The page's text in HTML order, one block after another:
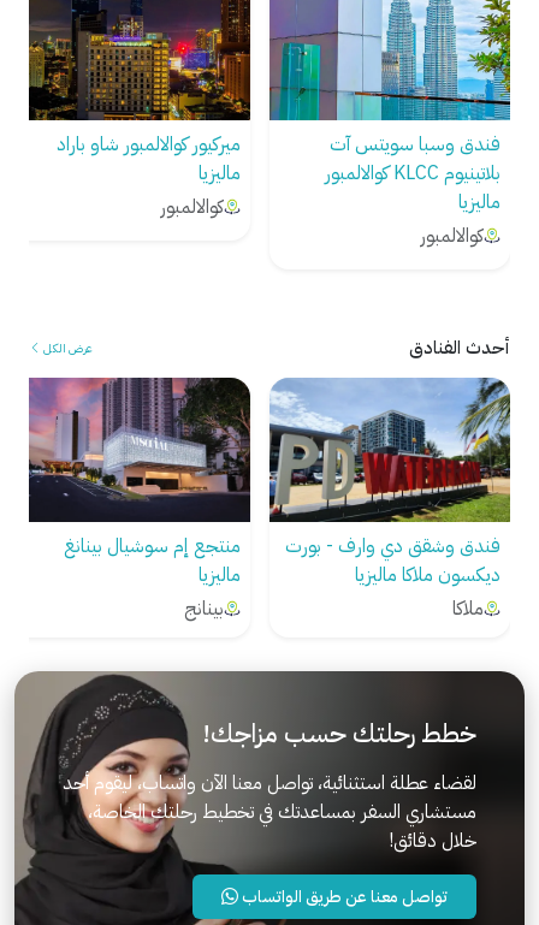
ميركيور كوالالمبور شاو باراد
ماليزيا
كوالالمبور
ألوفت كوالالمبور سنترال ماليزيا
كوالالمبور
أحدث الفنادق عرض الكل
فندق وشقق دي وارف - بورت
ديكسون ملاكا ماليزيا
ملاكا
منتجع إم سوشيال بينانغ
ماليزيا
بينانج
خطط رحلتك حسب مزاجك!
لقضاء عطلة استثنائية، تواصل معنا الآن واتساب، ليقوم أحد
مستشاري السفر بمساعدتك في تخطيط رحلتك الخاصة،
خلال دقائق!
تواصل معنا عن طريق الواتساب